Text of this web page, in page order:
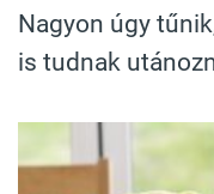
Nagyon úgy
is tudnak